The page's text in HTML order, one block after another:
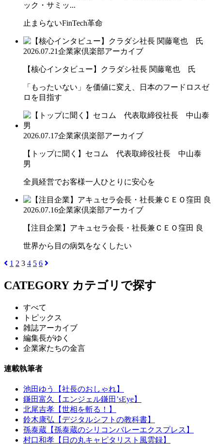
ック・サミッ...
止まらないFinTech革命
2026.07.21企業家倶楽部アーカイブ
【核心インタビュー】クラダシ社長 関藤竜也 氏
「もったいない」を価値に変え、日本のフードロスゼ
ロを目指す
2026.07.17企業家倶楽部アーカイブ
【トップに聞く】セコム 代表取締役社長 中山泰
男
全員経営でお客様一人ひとりに安心を
2026.07.16企業家倶楽部アーカイブ
【注目企業】アキュセラ会長・社長兼ＣＥＯ窪田 良
世界から目の病気をなくしたい
1 2 3 4 5 6
CATEGORY カテゴリで探す
すべて
トピックス
雑誌アーカイブ
編集長がゆく
企業家たちの金言
連載執筆者
池田ゆう【社長のおしゃれ】
鎌田富久【エンジェル鎌田’sEye】
北尾吉孝【世相を斬る！】
鈴木康弘【デジタルシフトの教科書】
孫泰蔵【孫泰蔵のシリコンバレーエクスプレス】
村口和孝【日の丸キャピタリスト風雲録】